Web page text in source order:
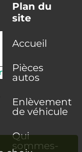
Plan du
site
Accueil
Pièces
autos
Enlèvement
de véhicule
Qui
sommes-